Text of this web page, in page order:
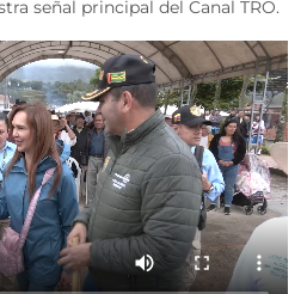
señal principal del Canal TRO.